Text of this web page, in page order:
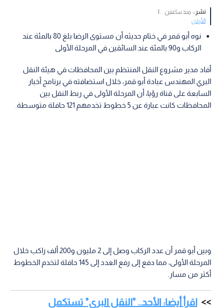
نشر : منذ ساعتين
|
الأردن
نوه أبو قمر في ختام حديثه أن مستوى الرضا بلغ 80 بالمئة عند
الركاب و90 بالمئة عند السائقين في المرحلة الأولى
أفاد مدير مشروع النقل المنتظم بين المحافظات في هيئة النقل
البري المهندس عبادة أبو قمر، خلال استضافته في برنامج أخبار
السابعة على قناة رؤيا، أن المرحلة الأولى في ربط النقل بين
المحافظات كانت عبارة عن 5 خطوط تخدمهم 121 حافلة متوسطة.
وبين أبو قمر أن عدد الركاب وصل إلى 2 مليون و200 ألف راكب خلال
المرحلة الأولى، مما دفع إلى رفع العدد إلى 145 حافلة لتخدم الخطوط
أكثر من مسار.
اقرأ أيضا: الأحد.. "النقل البري" تستكمل